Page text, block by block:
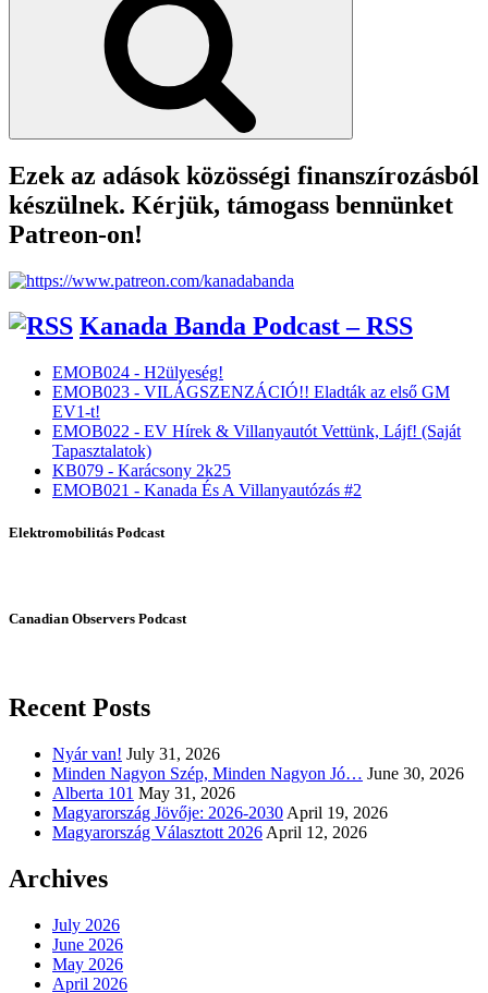
Ezek az adások közösségi finanszírozásból
készülnek. Kérjük, támogass bennünket
Patreon-on!
Kanada Banda Podcast – RSS
EMOB024 - H2ülyeség!
EMOB023 - VILÁGSZENZÁCIÓ!! Eladták az első GM
EV1-t!
EMOB022 - EV Hírek & Villanyautót Vettünk, Lájf! (Saját
Tapasztalatok)
KB079 - Karácsony 2k25
EMOB021 - Kanada És A Villanyautózás #2
Elektromobilitás Podcast
Canadian Observers Podcast
Recent Posts
Nyár van! July 31, 2026
Minden Nagyon Szép, Minden Nagyon Jó… June 30, 2026
Alberta 101 May 31, 2026
Magyarország Jövője: 2026-2030 April 19, 2026
Magyarország Választott 2026 April 12, 2026
Archives
July 2026
June 2026
May 2026
April 2026